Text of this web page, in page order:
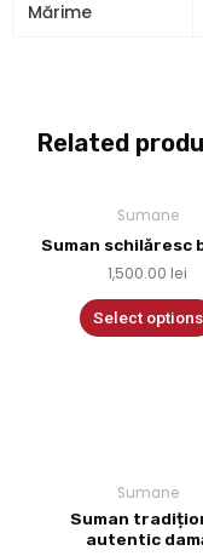
Mărime
Related
Sumane
Suman schilăresc
1,500.00 lei
Select options
Sumane
Suman
autentic